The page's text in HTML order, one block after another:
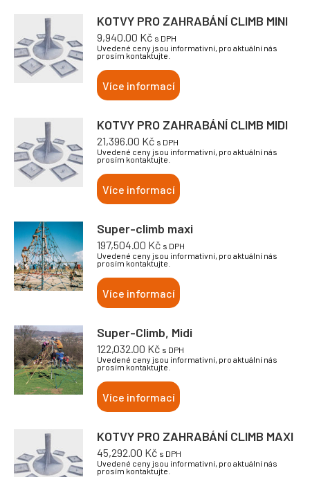
KOTVY PRO ZAHRABÁNÍ CLIMB MINI
9,940.00 Kč s DPH
Uvedené ceny jsou informativní, pro aktuální nás
prosím kontaktujte.
Více informací
KOTVY PRO ZAHRABÁNÍ CLIMB MIDI
21,396.00 Kč s DPH
Uvedené ceny jsou informativní, pro aktuální nás
prosím kontaktujte.
Více informací
Super-climb maxi
197,504.00 Kč s DPH
Uvedené ceny jsou informativní, pro aktuální nás
prosím kontaktujte.
Více informací
Super-Climb, Midi
122,032.00 Kč s DPH
Uvedené ceny jsou informativní, pro aktuální nás
prosím kontaktujte.
Více informací
KOTVY PRO ZAHRABÁNÍ CLIMB MAXI
45,292.00 Kč s DPH
Uvedené ceny jsou informativní, pro aktuální nás
prosím kontaktujte.